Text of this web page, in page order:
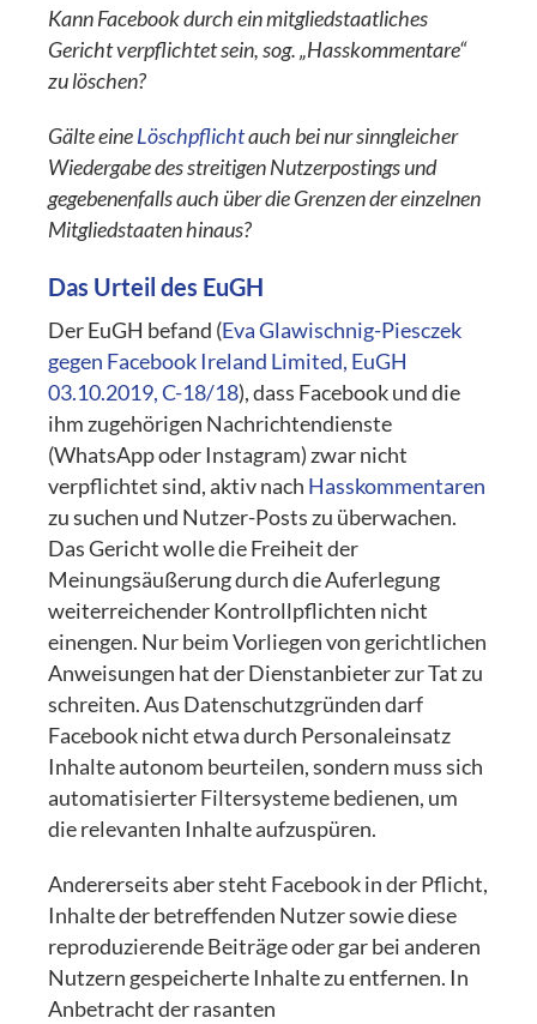
Kann Facebook durch ein mitgliedstaatliches
Gericht verpflichtet sein, sog. „Hasskommentare“
zu löschen?
Gälte eineLöschpflichtauch bei nur sinngleicher
Wiedergabe des streitigen Nutzerpostings und
gegebenenfalls auch über die Grenzen der einzelnen
Mitgliedstaaten hinaus?
Das Urteil des EuGH
Der EuGH befand (Eva Glawischnig-Piesczek
gegen Facebook Ireland Limited, EuGH
03.10.2019, C-18/18), dass Facebook und die
ihm zugehörigen Nachrichtendienste
(WhatsApp oder Instagram) zwar nicht
verpflichtet sind, aktiv nach Hasskommentaren
zu suchen und Nutzer-Posts zu überwachen.
Das Gericht wolle die Freiheit der
Meinungsäußerung durch die Auferlegung
weiterreichender Kontrollpflichten nicht
einengen. Nur beim Vorliegen von gerichtlichen
Anweisungen hat der Dienstanbieter zur Tat zu
schreiten. Aus Datenschutzgründen darf
Facebook nicht etwa durch Personaleinsatz
Inhalte autonom beurteilen, sondern muss sich
automatisierter Filtersysteme bedienen, um
die relevanten Inhalte aufzuspüren.
Andererseits aber steht Facebook in der Pflicht,
Inhalte der betreffenden Nutzer sowie diese
reproduzierende Beiträge oder gar bei anderen
Nutzern gespeicherte Inhalte zu entfernen. In
Anbetracht der rasanten